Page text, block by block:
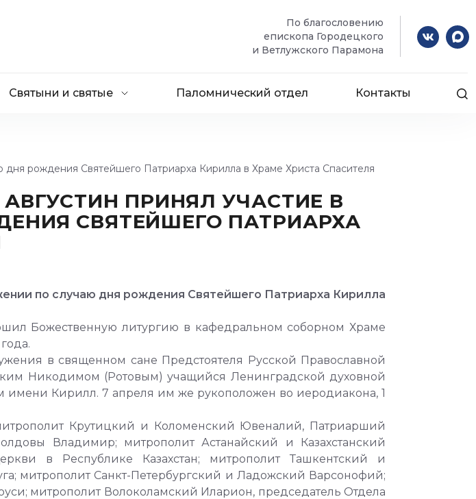
По благословению
епископа Городецкого
и Ветлужского Парамона
Святыни и святые Паломнический отдел Контакты
рождения Святейшего Патриарха Кирилла в Храме Христа Спасителя
ПРИНЯЛ УЧАСТИЕ В
СВЯТЕЙШЕГО ПАТРИАРХА
по случаю дня рождения Святейшего Патриарха Кирилла
Божественную литургию в кафедральном соборном Храме
в священном сане Предстоятеля Русской Православной
Никодимом (Ротовым) учащийся Ленинградской духовной
Кирилл. 7 апреля им же рукоположен во иеродиакона, 1
Крутицкий и Коломенский Ювеналий, Патриарший
Владимир; митрополит Астанайский и Казахстанский
в Республике Казахстан; митрополит Ташкентский и
митрополит Санкт-Петербургский и Ладожский Варсонофий;
митрополит Волоколамский Иларион, председатель Отдела